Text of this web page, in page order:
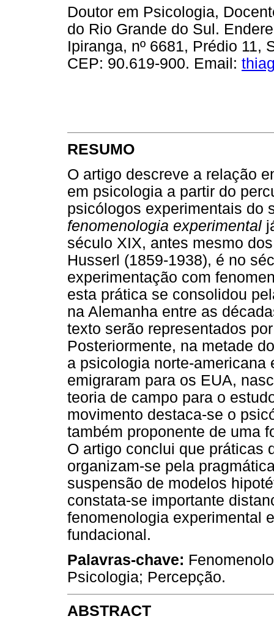
Doutor em Psicologia,
do Rio Grande do Sul.
Ipiranga, nº 6681, Prédio 11,
CEP: 90.619-900. Email:
RESUMO
O artigo descreve a relação
em psicologia a partir do
psicólogos experimentais do
fenomenologia experimental
século XIX, antes mesmo
Husserl (1859-1938), é no
experimentação com
esta prática se consolidou
na Alemanha entre as
texto serão representados
Posteriormente, na metade
a psicologia norte-
emigraram para os EUA,
teoria de campo para o
movimento destaca-se o
também proponente de uma
O artigo conclui que práticas
organizam-se pela
suspensão de modelos
constata-se importante
fenomenologia experimental
fundacional.
Palavras-chave:
Psicologia; Percepção.
ABSTRACT